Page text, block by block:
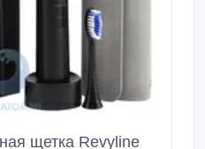
щетка Revyline